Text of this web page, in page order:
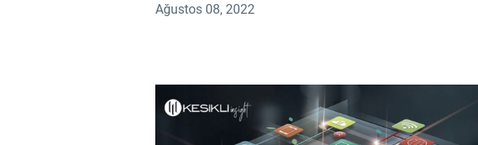
Ağustos 08, 2022